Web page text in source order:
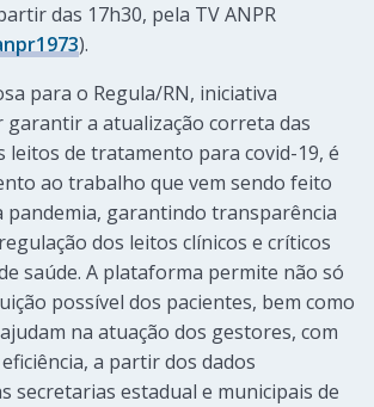
das 17h30, pela TV ANPR
).
para o Regula/RN, iniciativa
garantir a atualização correta das
leitos de tratamento para covid-19, é
ao trabalho que vem sendo feito
pandemia, garantindo transparência
dos leitos clínicos e críticos
saúde. A plataforma permite não só
possível dos pacientes, bem como
na atuação dos gestores, com
a partir dos dados
secretarias estadual e municipais de